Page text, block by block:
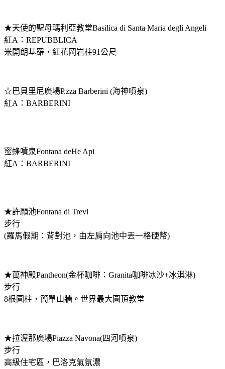
★天使的聖母瑪利亞教堂Basilica di Santa Maria degli Angeli
紅A：REPUBBLICA
米開朗基羅，紅花岡岩柱91公尺
☆巴貝里尼廣場P.zza Barberini (海神噴泉)
紅A：BARBERINI
蜜蜂噴泉Fontana deHe Api
紅A：BARBERINI
★許願池Fontana di Trevi
步行
(羅馬假期：背對池，由左肩向池中丟一格硬幣)
★萬神殿Pantheon(金杯咖啡：Granita咖啡冰沙+冰淇淋)
步行
8根圓柱，簡單山牆。世界最大圓頂教堂
★拉渥那廣場Piazza Navona(四河噴泉)
步行
高級住宅區，巴洛克氣氛濃